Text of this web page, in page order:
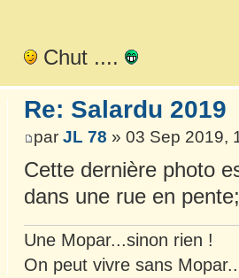
Chut ....
Re: Salardu 2019
par JL 78 » 03 Sep 2019,
Cette dernière photo
dans une rue en
Une Mopar...sinon rien !
On peut vivre sans